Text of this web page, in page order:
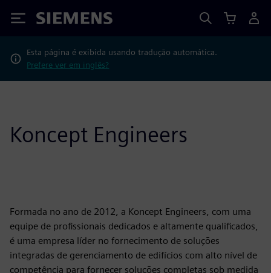
Siemens
Esta página é exibida usando tradução automática.
Prefere ver em inglês?
Koncept Engineers
Formada no ano de 2012, a Koncept Engineers, com uma
equipe de profissionais dedicados e altamente qualificados,
é uma empresa líder no fornecimento de soluções
integradas de gerenciamento de edifícios com alto nível de
competência para fornecer soluções completas sob medida